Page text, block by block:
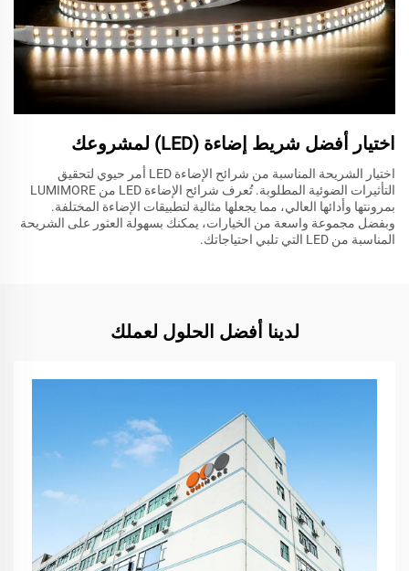
اختيار أفضل شريط إضاءة (LED) لمشروعك
اختيار الشريحة المناسبة من شرائح الإضاءة LED أمر حيوي لتحقيق
التأثيرات الضوئية المطلوبة. تُعرف شرائح الإضاءة LED من LUMIMORE
بمرونتها وأدائها العالي، مما يجعلها مثالية لتطبيقات الإضاءة المختلفة.
وبفضل مجموعة واسعة من الخيارات، يمكنك بسهولة العثور على الشريحة
المناسبة من LED التي تلبي احتياجاتك.
لدينا أفضل الحلول لعملك